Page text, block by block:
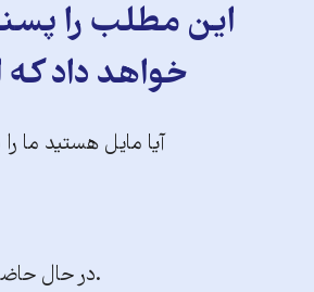
این مطلب را
خواهد داد
آیا مایل هستید ما
.در حال